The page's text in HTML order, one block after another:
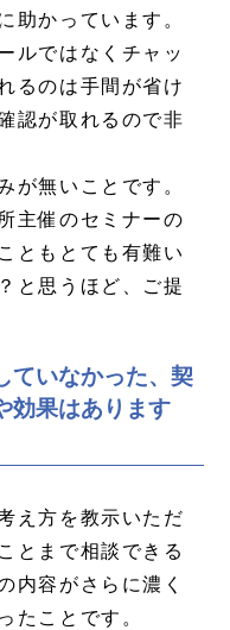
助かっています。
ルではなくチャッ
るのは手間が省け
認が取れるので非
が無いことです。
主催のセミナーの
ともとても有難い
と思うほど、ご提
ていなかった、契
効果はあります
え方を教示いただ
とまで相談できる
内容がさらに濃く
たことです。